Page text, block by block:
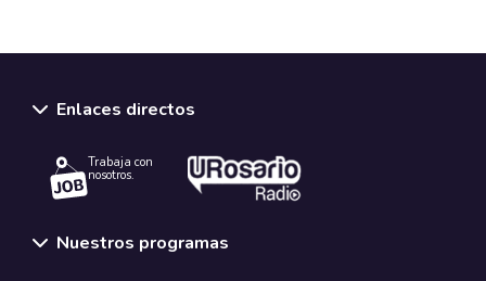
Enlaces directos
Trabaja con
nosotros.
Nuestros programas